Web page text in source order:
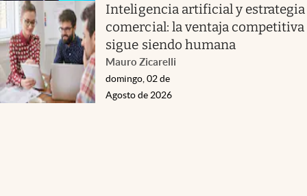
Inteligencia artificial y estrategia
comercial: la ventaja competitiva
sigue siendo humana
Mauro Zicarelli
domingo, 02 de
Agosto de 2026